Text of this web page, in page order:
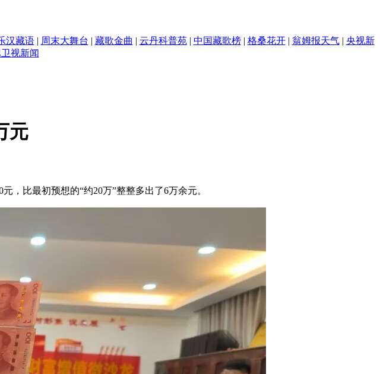
汉藏语| 周末大舞台 | 藏歌金曲 | 云丹科普苑| 中国藏歌榜| 格桑花开| 翁姆报天气| 央视新
视新闻
元
，比最初预想的“约20万”整整多出了6万余元。